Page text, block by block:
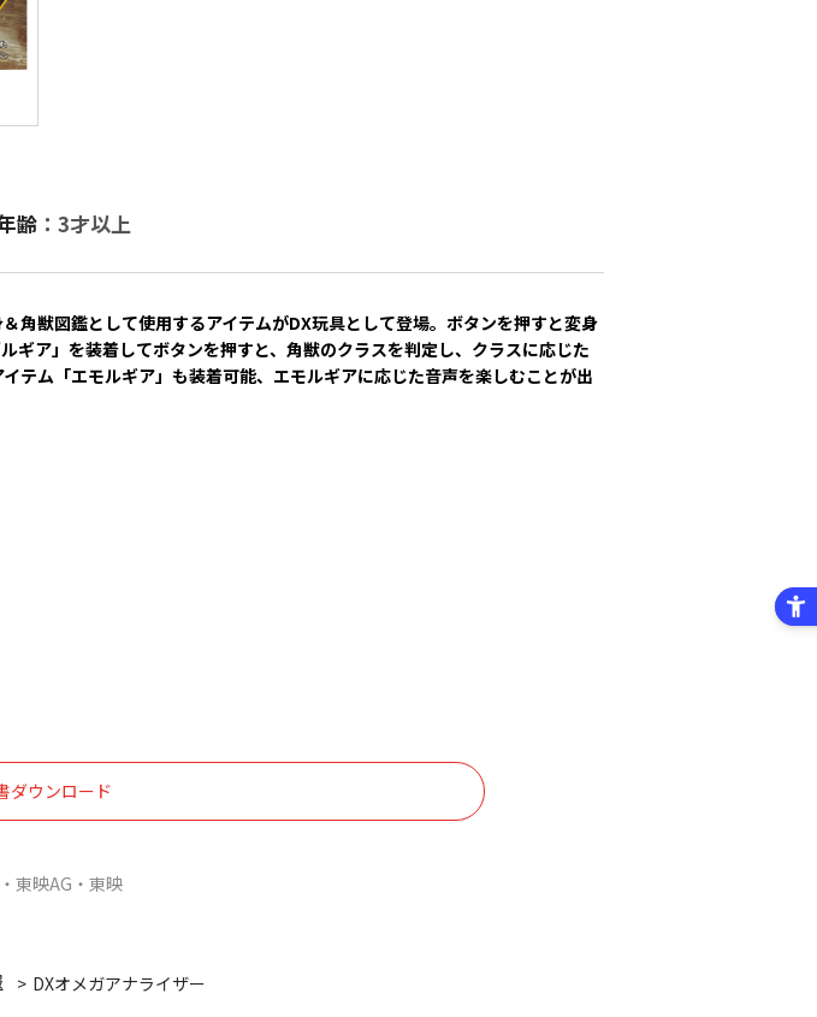
齢 ：3才以上
角獣図鑑として使用するアイテムがDX玩具として登場。ボタンを押すと変身
ギア」を装着してボタンを押すと、角獣のクラスを判定し、クラスに応じた
テム「エモルギア」も装着可能、エモルギアに応じた音声を楽しむことが出
ダウンロード
東映AG・東映
DXオメガアナライザー